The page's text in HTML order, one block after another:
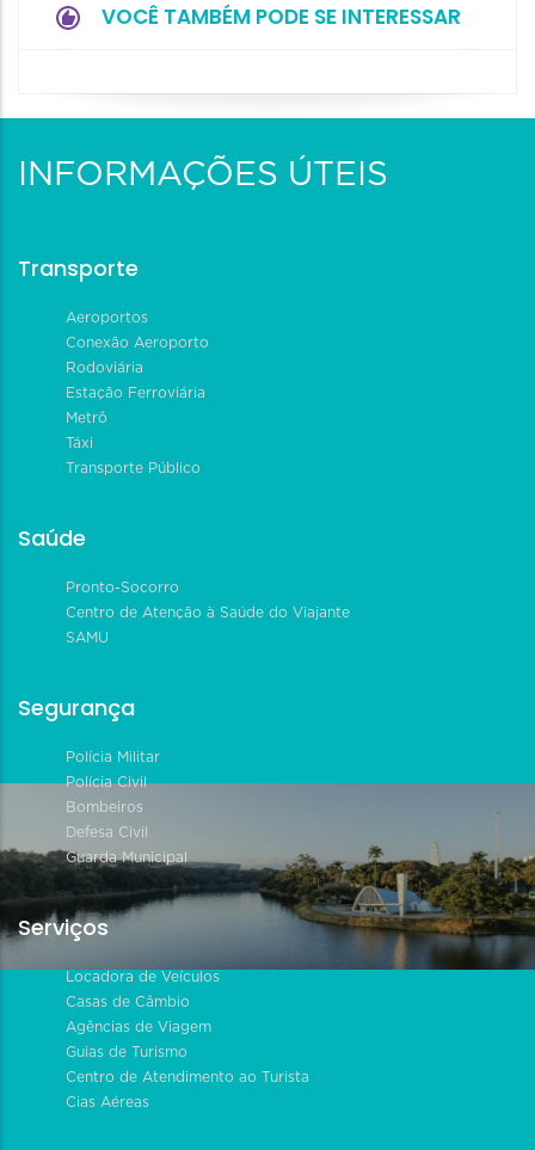
VOCÊ TAMBÉM PODE SE INTERESSAR
INFORMAÇÕES ÚTEIS
Transporte
Aeroportos
Conexão Aeroporto
Rodoviária
Estação Ferroviária
Metrô
Táxi
Transporte Público
Saúde
Pronto-Socorro
Centro de Atenção à Saúde do Viajante
SAMU
Segurança
Polícia Militar
Polícia Civil
Bombeiros
Defesa Civil
Guarda Municipal
Serviços
Locadora de Veículos
Casas de Câmbio
Agências de Viagem
Guias de Turismo
Centro de Atendimento ao Turista
Cias Aéreas